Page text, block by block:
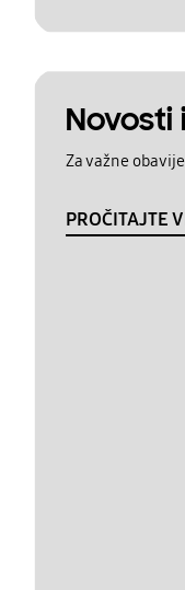
Novosti
Za važne
PROČITAJTE